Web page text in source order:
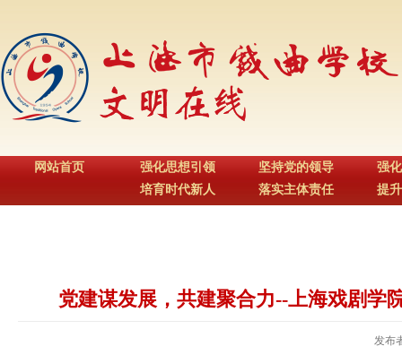
网站首页
强化思想引领
培育时代新人
坚持党的领导
落实主体责任
强
提
党建谋发展，共建聚合力--上海戏剧学
发布